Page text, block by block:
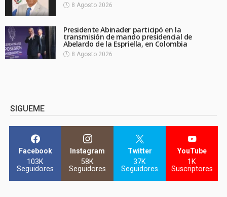
8 Agosto 2026
Presidente Abinader participó en la
transmisión de mando presidencial de
Abelardo de la Espriella, en Colombia
8 Agosto 2026
SIGUEME
Facebook
103K
Seguidores
Instagram
58K
Seguidores
Twitter
37K
Seguidores
YouTube
1K
Suscriptores